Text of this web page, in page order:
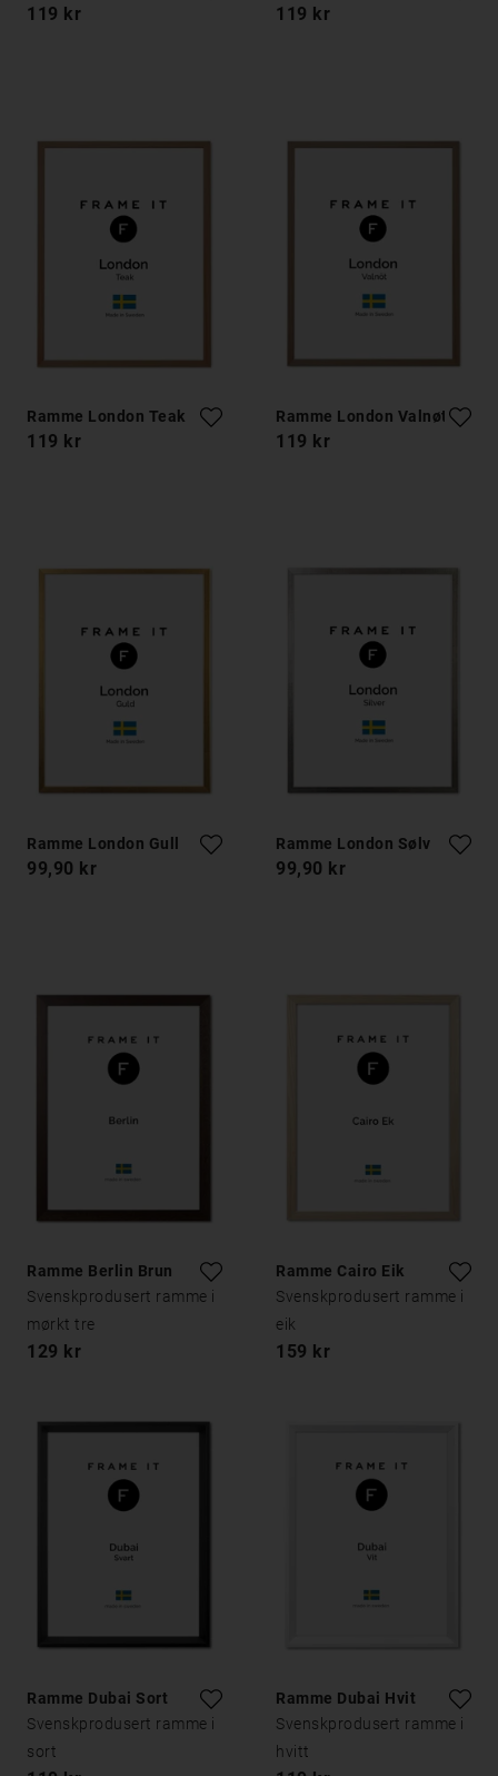
119 kr 119 kr
Ramme London Teak
119 kr
Ramme London Valnøtt
119 kr
Ramme London Gull
99,90 kr
Ramme London Sølv
99,90 kr
Ramme Berlin Brun
Svenskprodusert ramme i
mørkt tre
129 kr
Ramme Cairo Eik
Svenskprodusert ramme i
eik
159 kr
Ramme Dubai Sort
Svenskprodusert ramme i
sort
Ramme Dubai Hvit
Svenskprodusert ramme i
hvitt